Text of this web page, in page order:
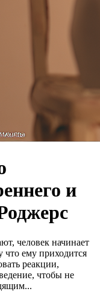
и
человек начинает
ему приходится
реакции,
чтобы не